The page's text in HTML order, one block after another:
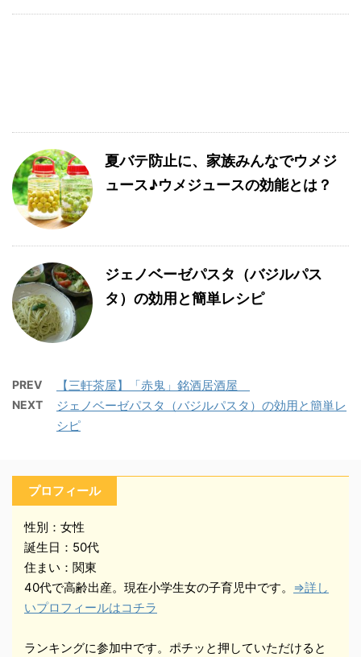
夏バテ防止に、家族みんなでウメジ
ュース♪ウメジュースの効能とは？
ジェノベーゼパスタ（バジルパス
タ）の効用と簡単レシピ
PREV 【三軒茶屋】「赤鬼」銘酒居酒屋
NEXT
ジェノベーゼパスタ（バジルパスタ）の効用と簡単レ
シピ
プロフィール
性別：女性
誕生日：50代
住まい：関東
40代で高齢出産。現在小学生女の子育児中です。 ⇒詳し
いプロフィールはコチラ
ランキングに参加中です。ポチッと押していただけると